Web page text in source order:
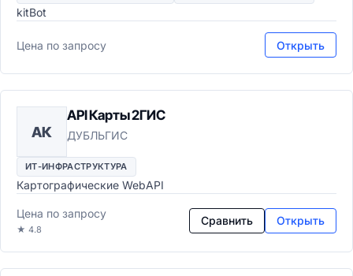
kitBot
Цена по запросу Открыть
AК
API Карты 2ГИС
ДУБЛЬГИС
ИТ-ИНФРАСТРУКТУРА
Картографические WebAPI
Цена по запросу
★ 4.8
Сравнить Открыть